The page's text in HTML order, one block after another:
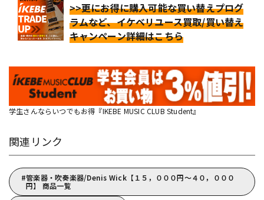
>>更にお得に購入可能な買い替えプログ
ラムなど、イケベリユース買取/買い替え
キャンペーン詳細はこちら
学生さんならいつでもお得『IKEBE MUSIC CLUB Student』
関連リンク
管楽器・吹奏楽器/Denis Wick【１５，０００円～４０，０００
円】 商品一覧